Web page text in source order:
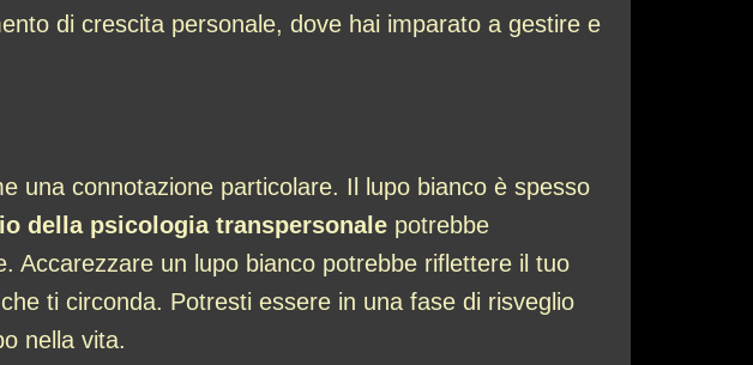
di crescita personale, dove hai imparato a gestire e
una connotazione particolare. Il lupo bianco è spesso
della psicologia transpersonale potrebbe
Accarezzare un lupo bianco potrebbe riflettere il tuo
ti circonda. Potresti essere in una fase di risveglio
nella vita.